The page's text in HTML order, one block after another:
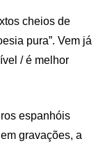
cheios de
pura”. Vem já
/ é melhor
espanhóis
gravações, a